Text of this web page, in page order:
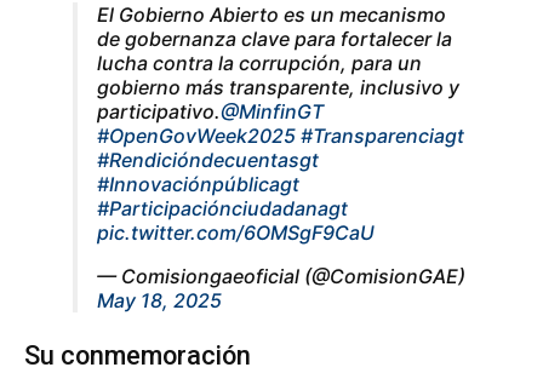
El Gobierno Abierto es un mecanismo
de gobernanza clave para fortalecer la
lucha contra la corrupción, para un
gobierno más transparente, inclusivo y
participativo.@MinfinGT
#OpenGovWeek2025 #Transparenciagt
#Rendicióndecuentasgt
#Innovaciónpúblicagt
#Participaciónciudadanagt
pic.twitter.com/6OMSgF9CaU
— Comisiongaeoficial (@ComisionGAE)
May 18, 2025
Su conmemoración